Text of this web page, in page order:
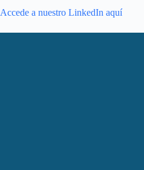
Accede a nuestro LinkedIn aquí